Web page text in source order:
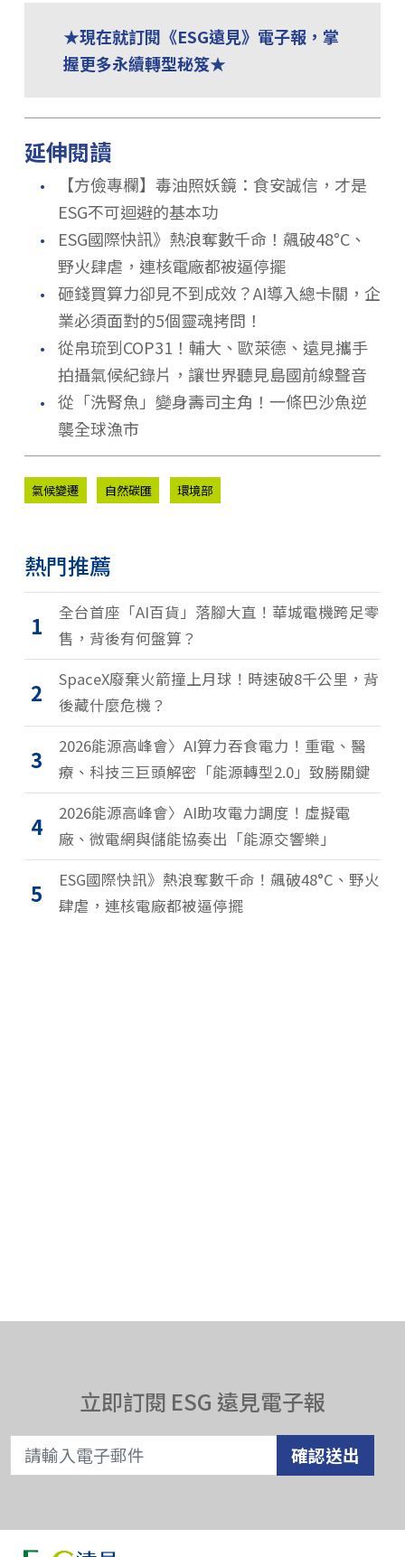
★現在就訂閱《ESG遠見》電子報，掌
握更多永續轉型秘笈★
延伸閱讀
．
【方儉專欄】毒油照妖鏡：食安誠信，才是
ESG不可迴避的基本功
．
ESG國際快訊》熱浪奪數千命！飆破48°C、
野火肆虐，連核電廠都被逼停擺
． 砸錢買算力卻見不到成效？AI導入總卡關，企
業必須面對的5個靈魂拷問！
． 從帛琉到COP31！輔大、歐萊德、遠見攜手
拍攝氣候紀錄片，讓世界聽見島國前線聲音
． 從「洗腎魚」變身壽司主角！一條巴沙魚逆
襲全球漁市
氣候變遷 自然碳匯 環境部
熱門推薦
1
全台首座「AI百貨」落腳大直！華城電機跨足零
售，背後有何盤算？
2
SpaceX廢棄火箭撞上月球！時速破8千公里，背
後藏什麼危機？
3
2026能源高峰會〉AI算力吞食電力！重電、醫
療、科技三巨頭解密「能源轉型2.0」致勝關鍵
4
2026能源高峰會〉AI助攻電力調度！虛擬電
廠、微電網與儲能協奏出「能源交響樂」
5
ESG國際快訊》熱浪奪數千命！飆破48°C、野火
肆虐，連核電廠都被逼停擺
立即訂閱 ESG 遠見電子報
確認送出